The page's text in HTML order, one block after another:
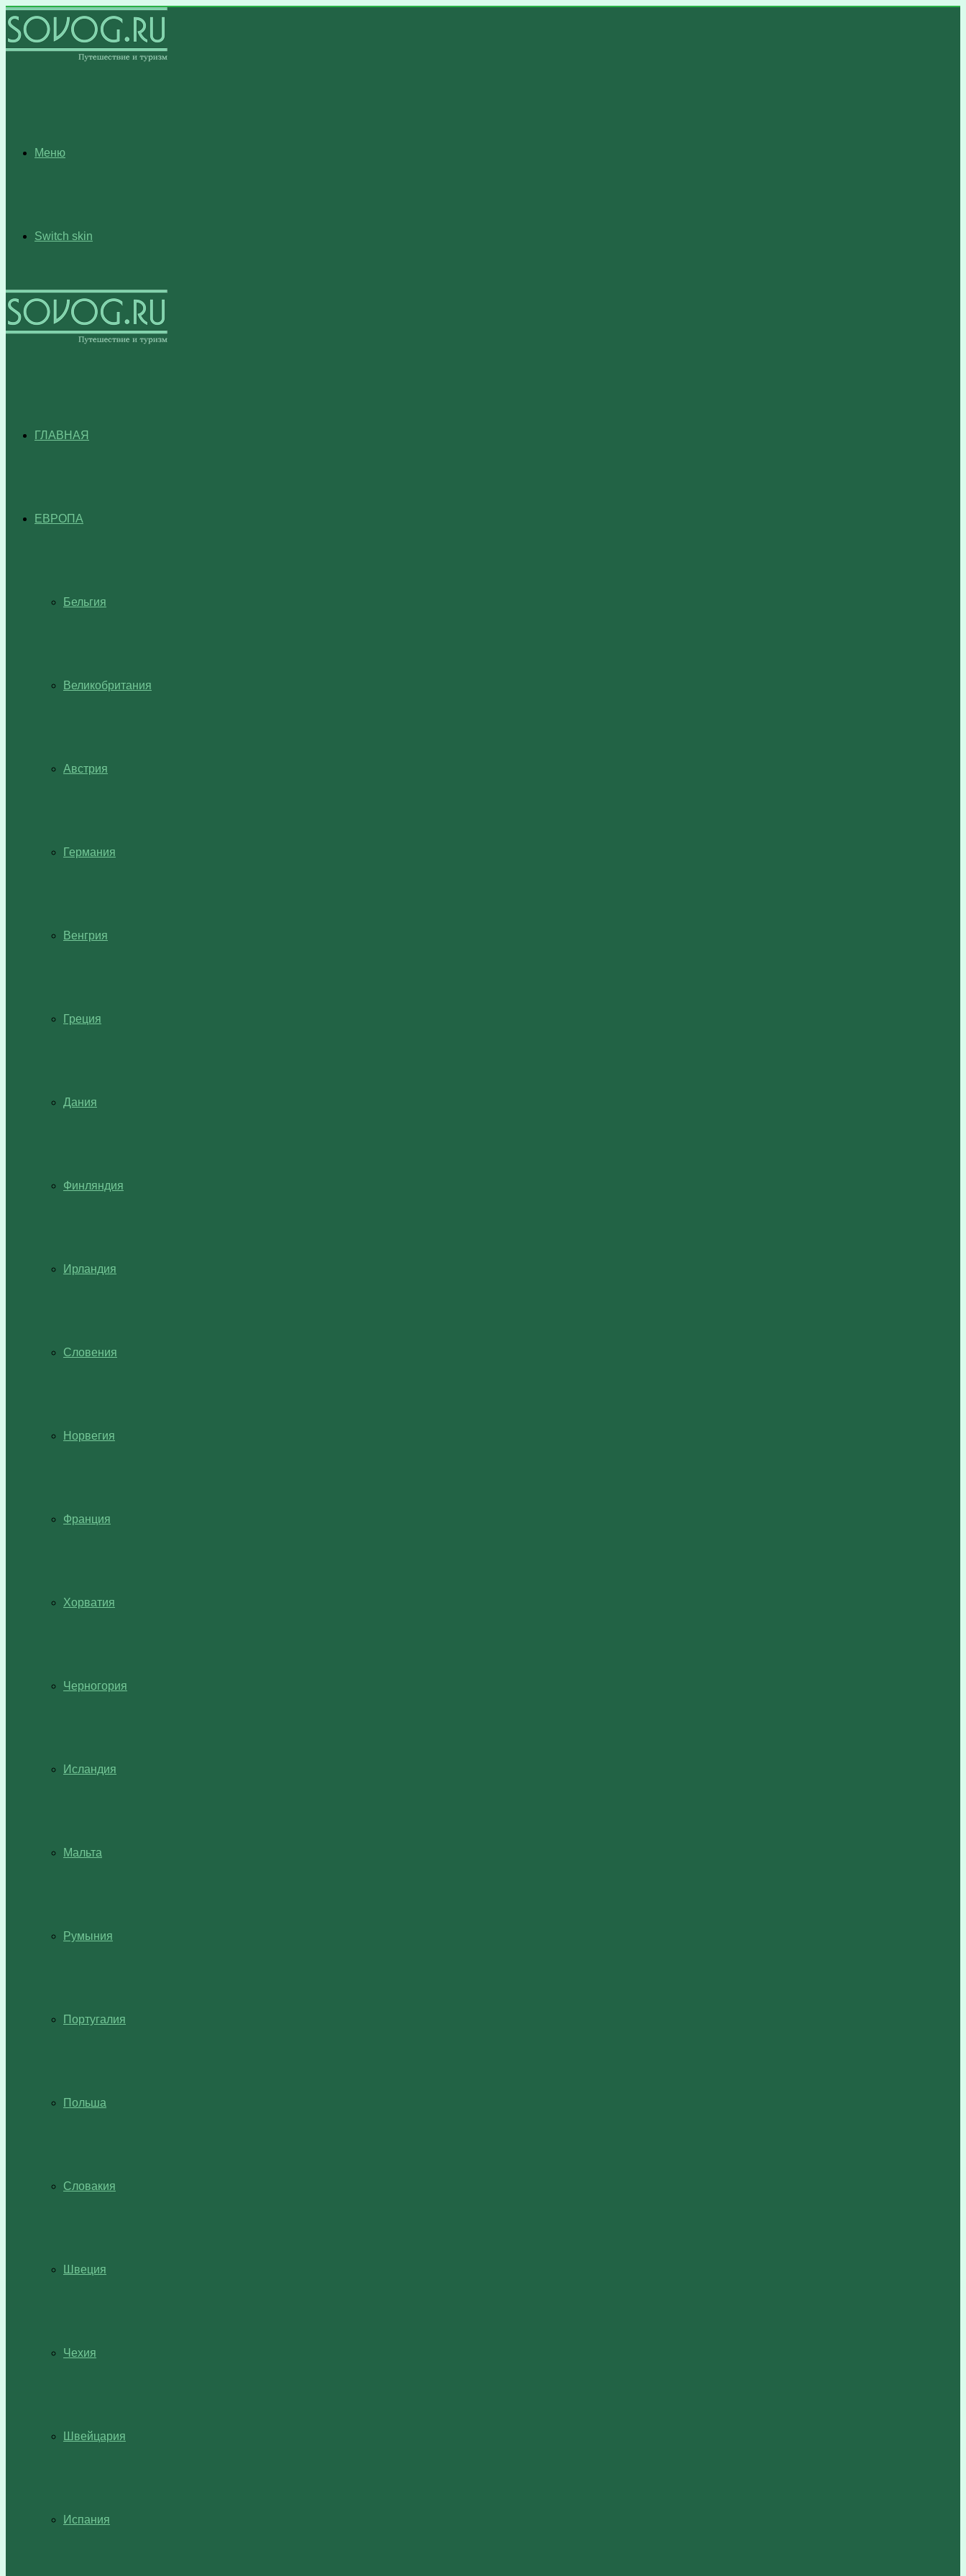
Меню
Switch skin
ГЛАВНАЯ
ЕВРОПА
Бельгия
Великобритания
Австрия
Германия
Венгрия
Греция
Дания
Финляндия
Ирландия
Словения
Норвегия
Франция
Хорватия
Черногория
Исландия
Мальта
Румыния
Португалия
Польша
Словакия
Швеция
Чехия
Швейцария
Испания